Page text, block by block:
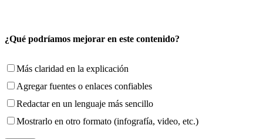
¿Qué podríamos mejorar en este contenido?
Más claridad en la explicación
Agregar fuentes o enlaces confiables
Redactar en un lenguaje más sencillo
Mostrarlo en otro formato (infografía, video, etc.)